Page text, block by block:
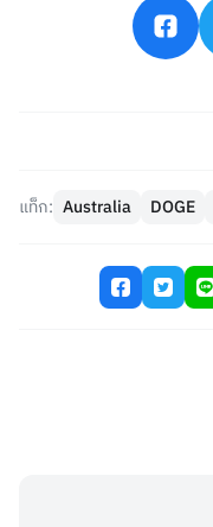
แท็ก: Australia DOGE